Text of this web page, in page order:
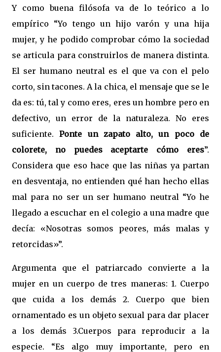
Y como buena filósofa va de lo teórico a lo
empírico “Yo tengo un hijo varón y una hija
mujer, y he podido comprobar cómo la sociedad
se articula para construirlos de manera distinta.
El ser humano neutral es el que va con el pelo
corto, sin tacones. A la chica, el mensaje que se le
da es: tú, tal y como eres, eres un hombre pero en
defectivo, un error de la naturaleza. No eres
suficiente. Ponte un zapato alto, un poco de
colorete, no puedes aceptarte cómo eres”.
Considera que eso hace que las niñas ya partan
en desventaja, no entienden qué han hecho ellas
mal para no ser un ser humano neutral “Yo he
llegado a escuchar en el colegio a una madre que
decía: «Nosotras somos peores, más malas y
retorcidas»”.
Argumenta que el patriarcado convierte a la
mujer en un cuerpo de tres maneras: 1. Cuerpo
que cuida a los demás 2. Cuerpo que bien
ornamentado es un objeto sexual para dar placer
a los demás 3.Cuerpos para reproducir a la
especie. “Es algo muy importante, pero en